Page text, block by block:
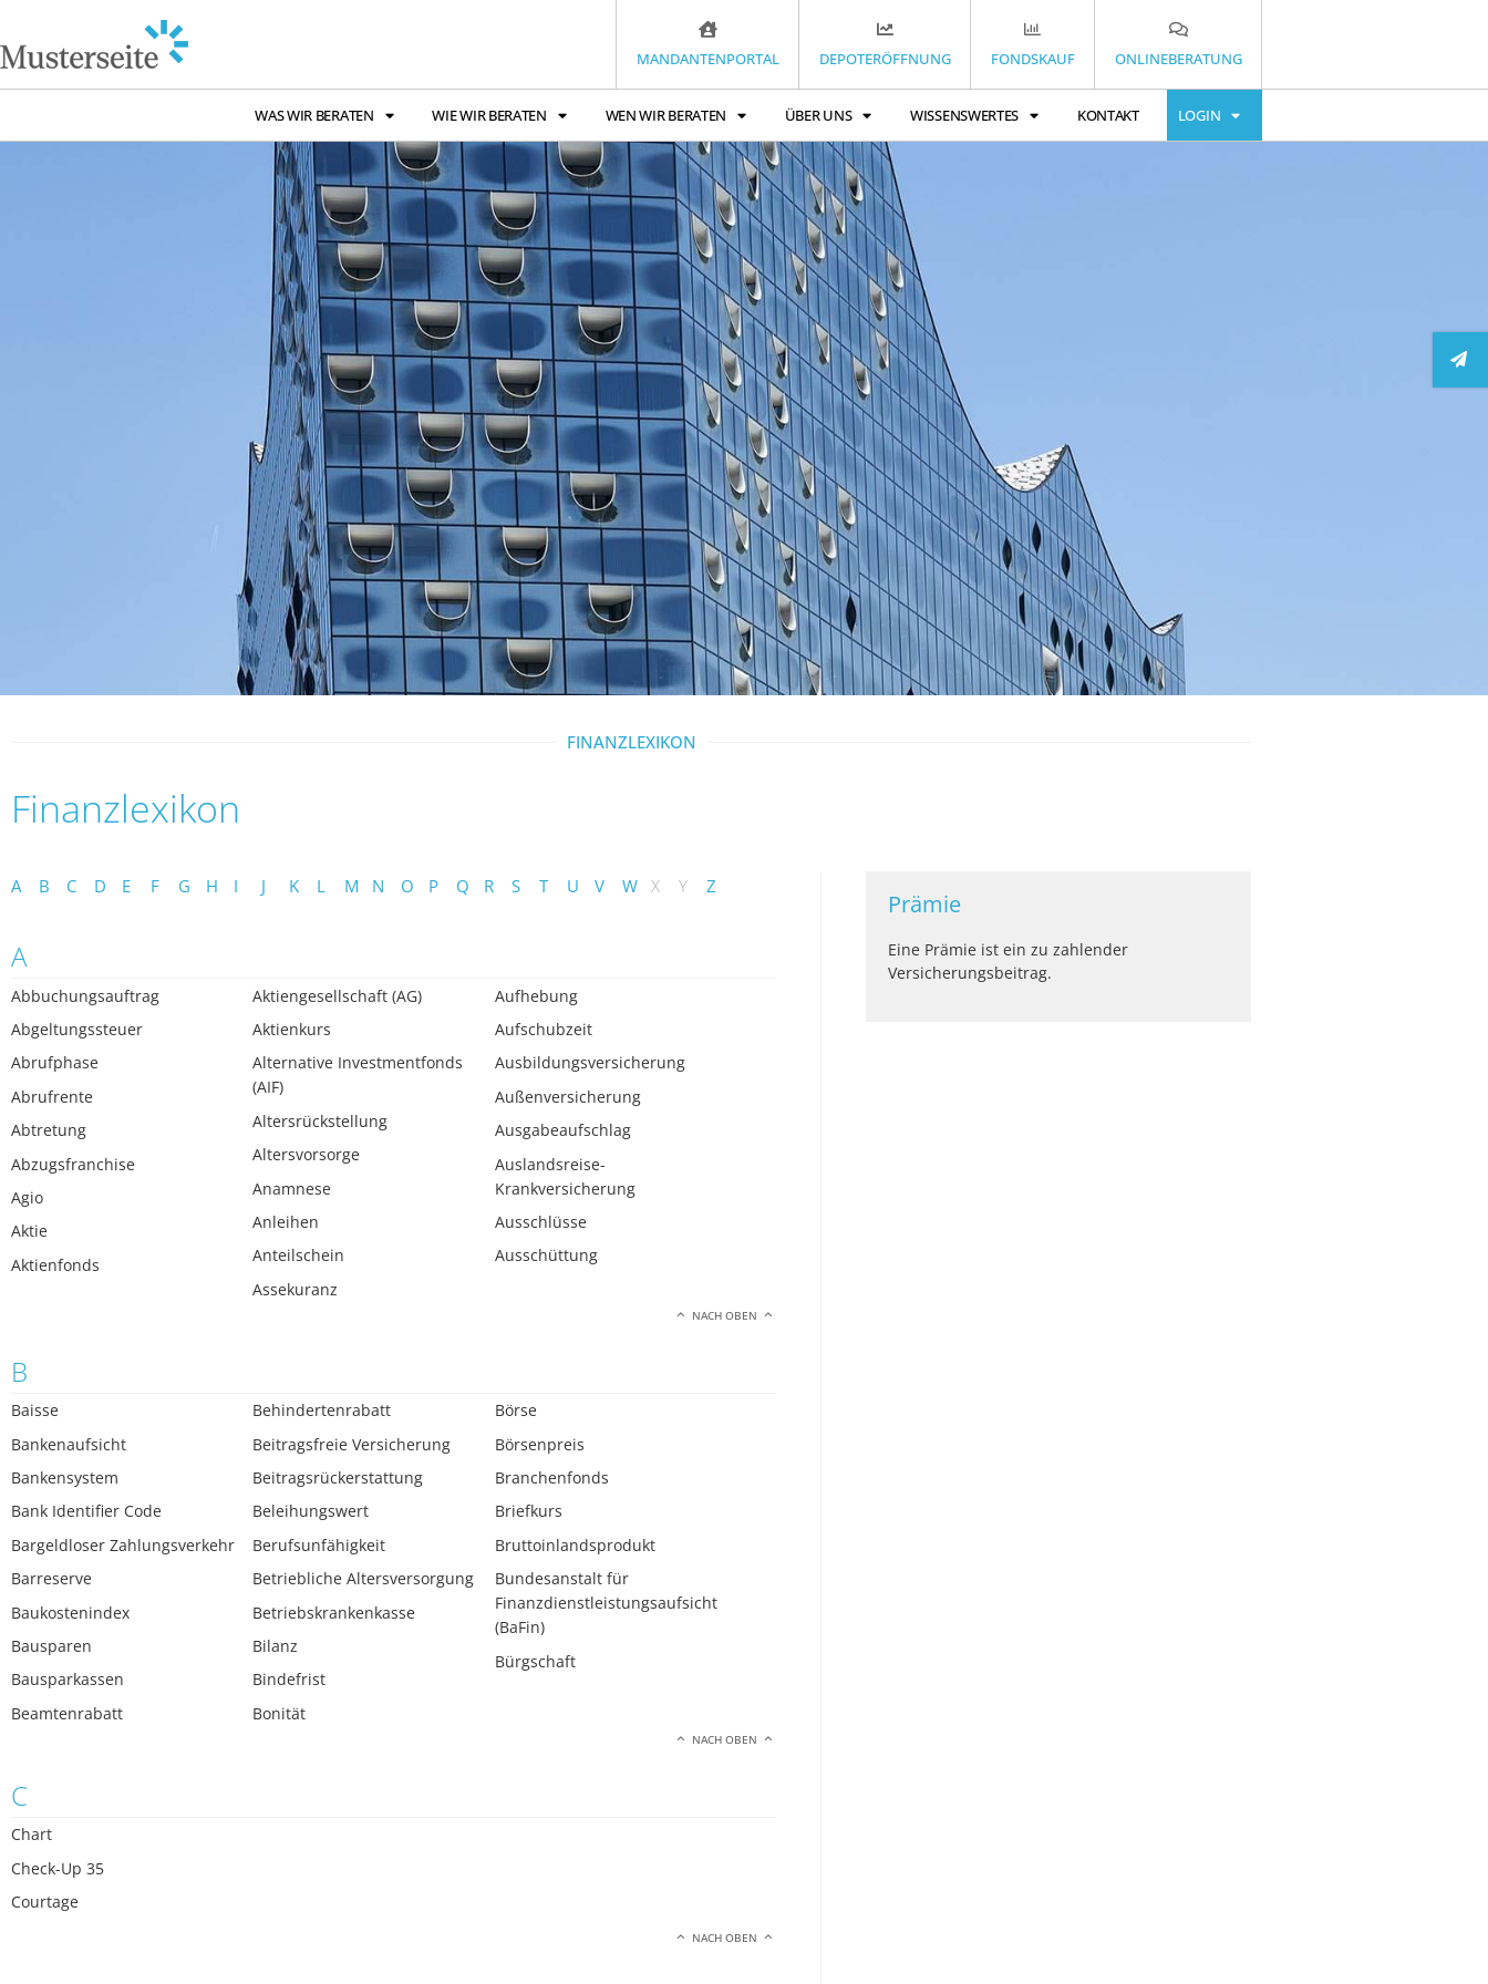
MANDANTENPORTAL DEPOTERÖFFNUNG FONDSKAUF ONLINEBERATUNG
WAS WIR BERATEN WIE WIR BERATEN WEN WIR BERATEN ÜBER UNS WISSENSWERTES KONTAKT LOGIN
FINANZLEXIKON
Finanzlexikon
A B C D E F G H I J K L M N O P Q R S T U V W X Y Z
A
Abbuchungsauftrag
Abgeltungssteuer
Abrufphase
Abrufrente
Abtretung
Abzugsfranchise
Agio
Aktie
Aktienfonds
Aktiengesellschaft (AG)
Aktienkurs
Alternative Investmentfonds
(AIF)
Altersrückstellung
Altersvorsorge
Anamnese
Anleihen
Anteilschein
Assekuranz
Aufhebung
Aufschubzeit
Ausbildungsversicherung
Außenversicherung
Ausgabeaufschlag
Auslandsreise-
Krankversicherung
Ausschlüsse
Ausschüttung
NACH OBEN
B
Baisse
Bankenaufsicht
Bankensystem
Bank Identifier Code
Bargeldloser Zahlungsverkehr
Barreserve
Baukostenindex
Bausparen
Bausparkassen
Beamtenrabatt
Behindertenrabatt
Beitragsfreie Versicherung
Beitragsrückerstattung
Beleihungswert
Berufsunfähigkeit
Betriebliche Altersversorgung
Betriebskrankenkasse
Bilanz
Bindefrist
Bonität
Börse
Börsenpreis
Branchenfonds
Briefkurs
Bruttoinlandsprodukt
Bundesanstalt für
Finanzdienstleistungsaufsicht
(BaFin)
Bürgschaft
NACH OBEN
C
Chart
Check-Up 35
Courtage
NACH OBEN
Prämie
Eine Prämie ist ein zu zahlender
Versicherungsbeitrag.